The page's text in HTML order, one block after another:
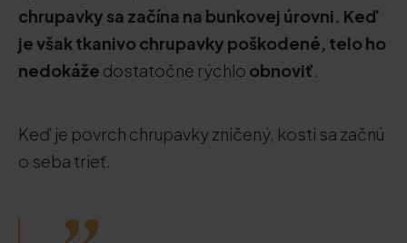
chrupavky sa začína na bunkovej úrovni. Keď
je však tkanivo chrupavky poškodené, telo ho
nedokáže dostatočne rýchlo obnoviť.
Keď je povrch chrupavky zničený, kosti sa začnú
o seba trieť.